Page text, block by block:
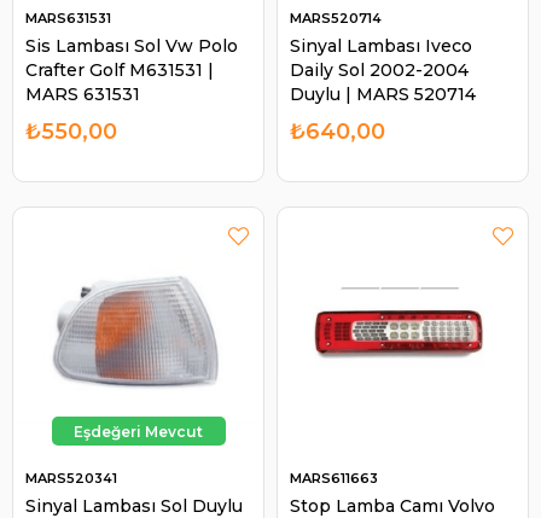
Sis Lambası Sol Vw Polo
Crafter Golf M631531 |
MARS 631531
MARS631531
₺550,00
Sinyal Lambası Iveco
Daily Sol 2002-2004
Duylu | MARS 520714
MARS520714
₺640,00
Sinyal Lambası Sol Duylu
MARS520341
Stop Lamba Camı Volvo
MARS611663